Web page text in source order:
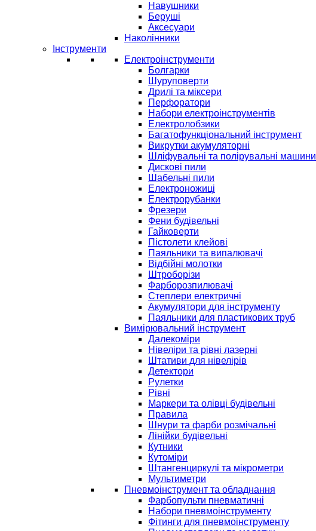
Навушники
Беруші
Аксесуари
Наколінники
Інструменти
Електроінструменти
Болгарки
Шуруповерти
Дрилі та міксери
Перфоратори
Набори електроінструментів
Електролобзики
Багатофункціональний інструмент
Викрутки акумуляторні
Шліфувальні та полірувальні машини
Дискові пили
Шабельні пили
Електроножиці
Електрорубанки
Фрезери
Фени будівельні
Гайковерти
Пістолети клейові
Паяльники та випалювачі
Відбійні молотки
Штроборізи
Фарборозпилювачі
Степлери електричні
Акумулятори для інструменту
Паяльники для пластикових труб
Вимірювальний інструмент
Далекоміри
Нівеліри та рівні лазерні
Штативи для нівелірів
Детектори
Рулетки
Рівні
Маркери та олівці будівельні
Правила
Шнури та фарби розмічальні
Лінійки будівельні
Кутники
Кутоміри
Штангенциркулі та мікрометри
Мультиметри
Пневмоінструмент та обладнання
Фарбопульти пневматичні
Набори пневмоінструменту
Фітинги для пневмоінструменту